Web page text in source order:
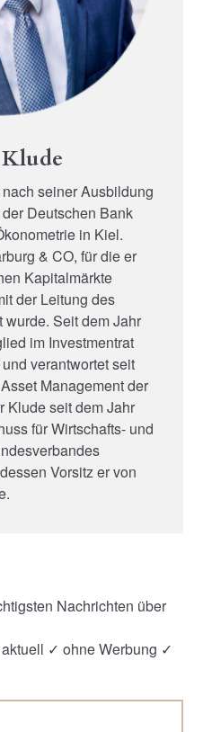
seiner Ausbildung
Deutschen Bank
in Kiel.
& CO, für die er
Kapitalmärkte
der Leitung des
wurde. Seit dem Jahr
im Investmentrat
verantwortet seit
Management der
Klude seit dem Jahr
für Wirtschafts- und
Vorsitz er von
Nachrichten über
✓ ohne Werbung ✓